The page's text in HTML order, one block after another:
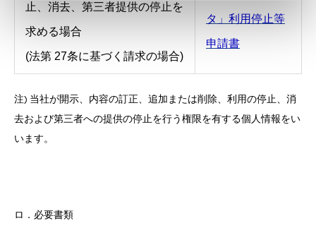
止、消去、第三者提供の停止を
求める場合
(法第 27条に基づく請求の場合)
タ」利用停止等
申請書
注) 当社が開示、内容の訂正、追加または削除、利用の停止、消
去および第三者への提供の停止を行う権限を有する個人情報をい
います。
ロ．必要書類